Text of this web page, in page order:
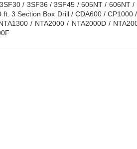
/ 3SF36 / 3SF45 / 605NT / 606NT
3 Section Box Drill / CDA600 / CP1000
/ NTA2000 / NTA2000D /